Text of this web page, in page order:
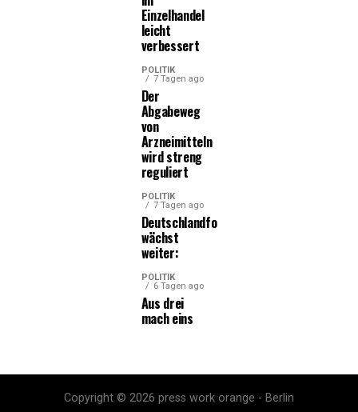
Einzelhandel
leicht
verbessert
POLITIK
7 Tagen ago
Der
Abgabeweg
von
Arzneimitteln
wird streng
reguliert
POLITIK
7 Tagen ago
Deutschlandfonds
wächst
weiter:
POLITIK
6 Tagen ago
Aus drei
mach eins
Copyright © 2026 press work orange - Berlin